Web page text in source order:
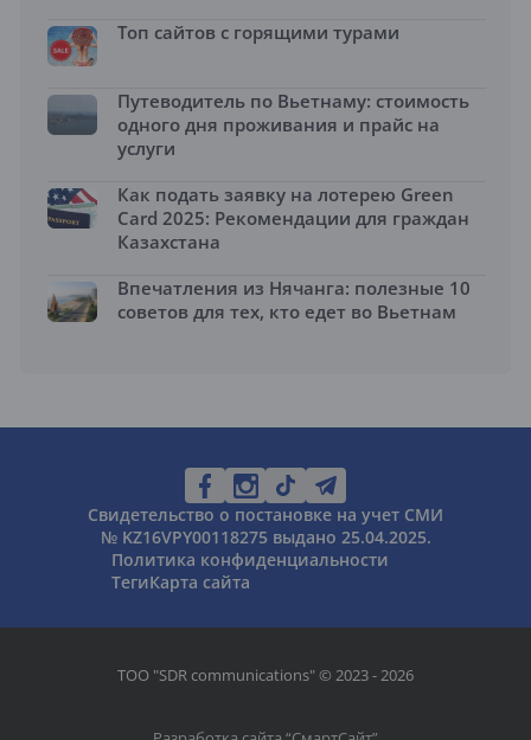
Топ сайтов с горящими турами
Путеводитель по Вьетнаму: стоимость
одного дня проживания и прайс на
услуги
Как подать заявку на лотерею Green
Card 2025: Рекомендации для граждан
Казахстана
Впечатления из Нячанга: полезные 10
советов для тех, кто едет во Вьетнам
Свидетельство о постановке на учет СМИ
№ KZ16VPY00118275 выдано 25.04.2025.
Политика конфиденциальности
ТегиКарта сайта
ТОО "SDR communications" © 2023 - 2026